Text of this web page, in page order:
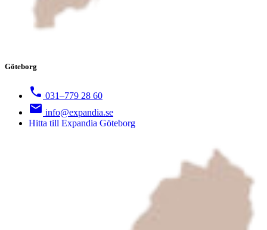
Göteborg
031–779 28 60
info@expandia.se
Hitta till Expandia Göteborg